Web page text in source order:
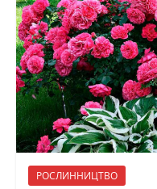
РОСЛИННИЦТВО